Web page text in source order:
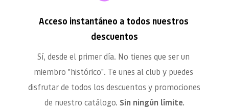
Acceso instantáneo a todos nuestros
descuentos
Sí, desde el primer día. No tienes que ser un
miembro "histórico". Te unes al club y puedes
disfrutar de todos los descuentos y promociones
de nuestro catálogo. Sin ningún límite.